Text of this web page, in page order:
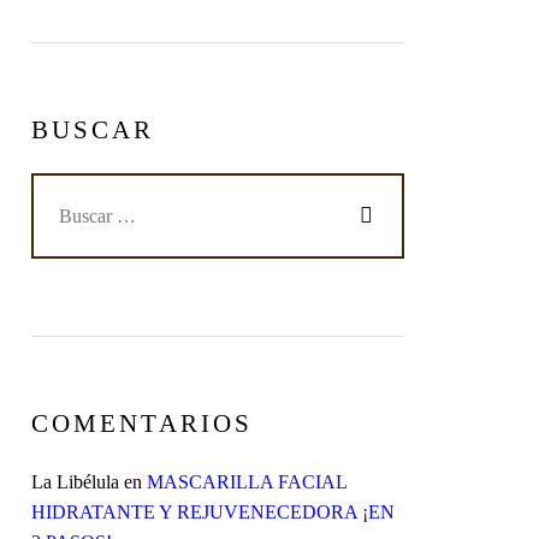
BUSCAR
COMENTARIOS
La Libélula en MASCARILLA FACIAL
HIDRATANTE Y REJUVENECEDORA ¡EN